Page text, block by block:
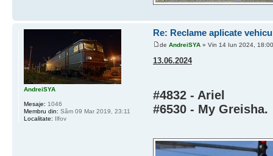
Re: Reclame aplicate
de AndreiSYA» Vin 14 Iun 2024, 18:00
13.06.2024
#4832 - Ariel
#6530 - My Greisha.
AndreiSYA
Mesaje: 1046
Membru din: Sâm 09 Mar 2019, 23:11
Localitate: Ilfov